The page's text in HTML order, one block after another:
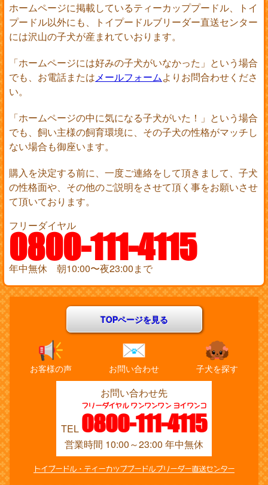
ホームページに掲載しているティーカッププードル、トイ
プードル以外にも、トイプードルブリーダー直送センター
には沢山の子犬が産まれていおります。
「ホームページには好みの子犬がいなかった」という場合
でも、お電話またはメールフォームよりお問合わせくださ
い。
「ホームページの中に気になる子犬がいた！」という場合
でも、飼い主様の飼育環境に、その子犬の性格がマッチし
ない場合も御座います。
購入を決定する前に、一度ご連絡をして頂きまして、子犬
の性格面や、その他のご説明をさせて頂く事をお願いさせ
て頂いております。
フリーダイヤル
0800-111-4115
年中無休 朝10:00〜夜23:00まで
TOPページを見る
お客様の声 お問い合わせ 子犬を探す
お問い合わせ先
TEL 0800-111-4115
フリーダイヤル ワンワンワン ヨイワンコ
営業時間 10:00～23:00 年中無休
トイプードル・ティーカッププードルブリーダー直送センター